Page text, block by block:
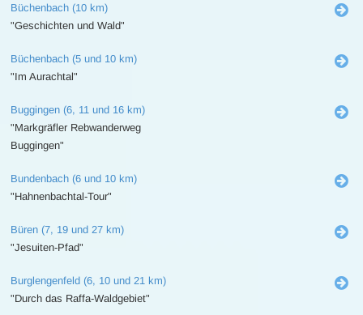
Büchenbach (10 km)
"Geschichten und Wald"
Büchenbach (5 und 10 km)
"Im Aurachtal"
Buggingen (6, 11 und 16 km)
"Markgräfler Rebwanderweg
Buggingen"
Bundenbach (6 und 10 km)
"Hahnenbachtal-Tour"
Büren (7, 19 und 27 km)
"Jesuiten-Pfad"
Burglengenfeld (6, 10 und 21 km)
"Durch das Raffa-Waldgebiet"